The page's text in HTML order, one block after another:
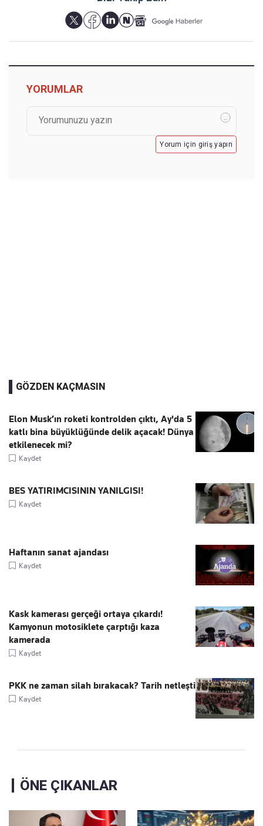
YORUMLAR
Yorum için giriş yapın
GÖZDEN KAÇMASIN
Elon Musk’ın roketi kontrolden çıktı, Ay'da 5
katlı bina büyüklüğünde delik açacak! Dünya
etkilenecek mi?
Kaydet
BES YATIRIMCISININ YANILGISI!
Kaydet
Haftanın sanat ajandası
Kaydet
Kask kamerası gerçeği ortaya çıkardı!
Kamyonun motosiklete çarptığı kaza
kamerada
Kaydet
PKK ne zaman silah bırakacak? Tarih netleşti
Kaydet
ÖNE ÇIKANLAR